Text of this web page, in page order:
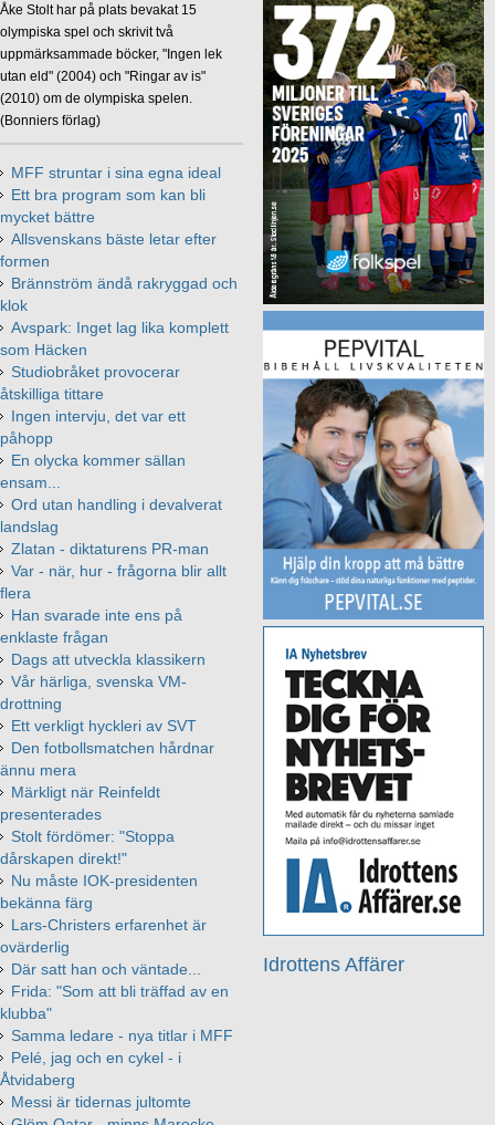
Idrottens Affärer
Åke Stolt har på plats bevakat 15
olympiska spel och skrivit två
uppmärksammade böcker, "Ingen lek
utan eld" (2004) och "Ringar av is"
(2010) om de olympiska spelen.
(Bonniers förlag)
MFF struntar i sina egna ideal
Ett bra program som kan bli
mycket bättre
Allsvenskans bäste letar efter
formen
Brännström ändå rakryggad och
klok
Avspark: Inget lag lika komplett
som Häcken
Studiobråket provocerar
åtskilliga tittare
Ingen intervju, det var ett
påhopp
En olycka kommer sällan
ensam...
Ord utan handling i devalverat
landslag
Zlatan - diktaturens PR-man
Var - när, hur - frågorna blir allt
flera
Han svarade inte ens på
enklaste frågan
Dags att utveckla klassikern
Vår härliga, svenska VM-
drottning
Ett verkligt hyckleri av SVT
Den fotbollsmatchen hårdnar
ännu mera
Märkligt när Reinfeldt
presenterades
Stolt fördömer: "Stoppa
dårskapen direkt!"
Nu måste IOK-presidenten
bekänna färg
Lars-Christers erfarenhet är
ovärderlig
Där satt han och väntade...
Frida: "Som att bli träffad av en
klubba"
Samma ledare - nya titlar i MFF
Pelé, jag och en cykel - i
Åtvidaberg
Messi är tidernas jultomte